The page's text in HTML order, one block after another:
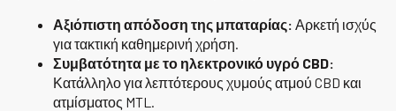
Αξιόπιστη απόδοση της μπαταρίας: Αρκετή ισχύς
για τακτική καθημερινή χρήση.
Συμβατότητα με το ηλεκτρονικό υγρό CBD:
Κατάλληλο για λεπτότερους χυμούς ατμού CBD και
ατμίσματος MTL.